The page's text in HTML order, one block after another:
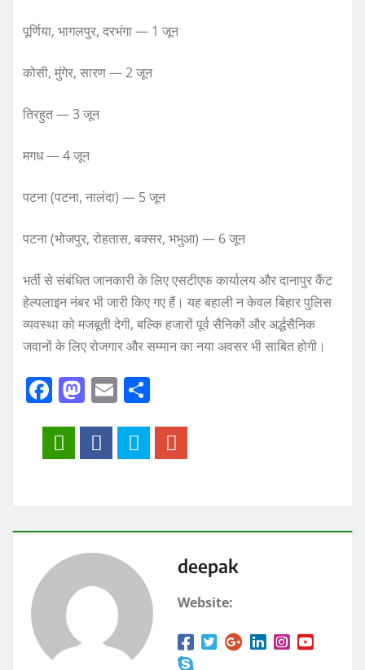
पूर्णिया, भागलपुर, दरभंगा — 1 जून
कोसी, मुंगेर, सारण — 2 जून
तिरहुत — 3 जून
मगध — 4 जून
पटना (पटना, नालंदा) — 5 जून
पटना (भोजपुर, रोहतास, बक्सर, भभुआ) — 6 जून
भर्ती से संबंधित जानकारी के लिए एसटीएफ कार्यालय और दानापुर कैंट
हेल्पलाइन नंबर भी जारी किए गए हैं। यह बहाली न केवल बिहार पुलिस
व्यवस्था को मजबूती देगी, बल्कि हजारों पूर्व सैनिकों और अर्द्धसैनिक
जवानों के लिए रोजगार और सम्मान का नया अवसर भी साबित होगी।
F
c
e
k
M
st
o
n
E
ai
l re
deepak
Website: